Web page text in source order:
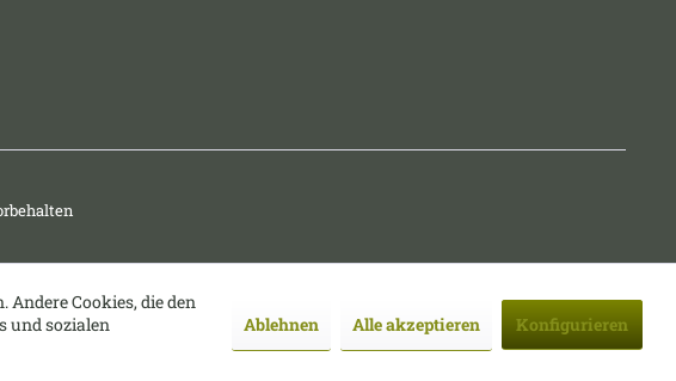
Andere Cookies, die den
und sozialen
Ablehnen Alle akzeptieren Konfigurieren